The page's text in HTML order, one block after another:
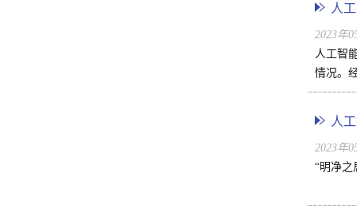
人
2023年
人工智
情况。
人
2023年
“明净之